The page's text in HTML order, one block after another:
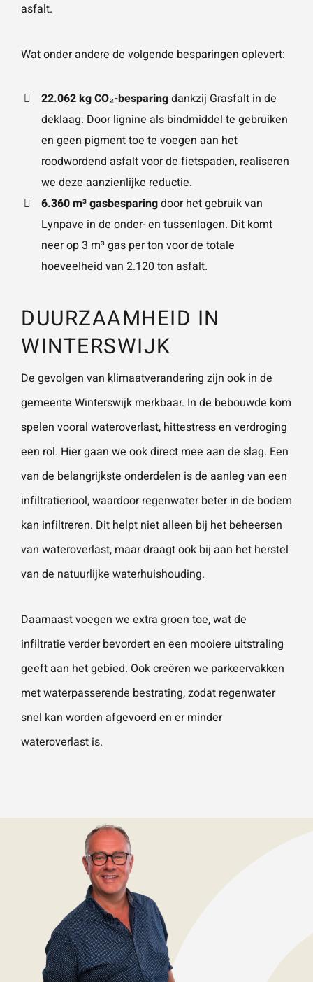
asfalt.
Wat onder andere de volgende besparingen oplevert:
22.062 kg CO₂-besparingdankzij Grasfalt in de
deklaag. Door lignine als bindmiddel te gebruiken
en geen pigment toe te voegen aan het
roodwordend asfalt voor de fietspaden, realiseren
we deze aanzienlijke reductie.
6.360 m³ gasbesparingdoor het gebruik van
Lynpave in de onder- en tussenlagen. Dit komt
neer op 3 m³ gas per ton voor de totale
hoeveelheid van 2.120 ton asfalt.
DUURZAAMHEID IN
WINTERSWIJK
De gevolgen van klimaatverandering zijn ook in de
gemeente Winterswijk merkbaar. In de bebouwde kom
spelen vooral wateroverlast, hittestress en verdroging
een rol. Hier gaan we ook direct mee aan de slag. Een
van de belangrijkste onderdelen is de aanleg van een
infiltratieriool, waardoor regenwater beter in de bodem
kan infiltreren. Dit helpt niet alleen bij het beheersen
van wateroverlast, maar draagt ook bij aan het herstel
van de natuurlijke waterhuishouding.
Daarnaast voegen we extra groen toe, wat de
infiltratie verder bevordert en een mooiere uitstraling
geeft aan het gebied. Ook creëren we parkeervakken
met waterpasserende bestrating, zodat regenwater
snel kan worden afgevoerd en er minder
wateroverlast is.